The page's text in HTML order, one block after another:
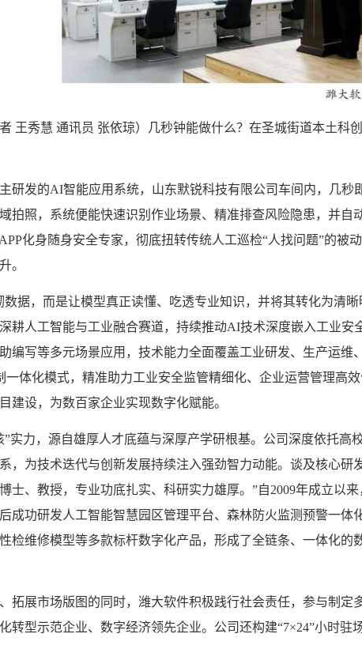
王秀慧 通讯员 张依琼）几秒钟能做什么？在圣城街道本土科
研发的AI智能应用系统，山东默锐科技有限公司车间内，几秒
拍照，系统便能快速识别作业场景、精准排查风险隐患，并自
化身随身安全专家，彻底扭转传统人工巡检“人找问题”的被
。
数据，而是让模型真正读懂、吃透专业知识，并将其转化为清
耕人工智能与工业融合赛道，持续推动AI技术深度嵌入工业
编写等多元场景应用，技术能力全面覆盖工业研发、生产运
一体化模式，精准助力工业安全监管精细化、企业运营管理高
建设，为数百家企业实现数字化赋能。
”实力，源自雄厚人才底蕴与深厚产学研根基。公司深度依托高
，为技术迭代与创新发展持续注入强劲智力动能。谈及核心研
士、教授，专业功底扎实、科研实力雄厚。”自2009年成立以
成功研发人工智能智慧园区管理平台、森林防火监测预警一体
检维修模型等多款标杆数字化产品，形成了全链条、一体化的
拓展市场版图的同时，潍大软件积极践行社会责任，参与制定
转型示范企业、数字经济领先企业。公司还构建“7×24”小时